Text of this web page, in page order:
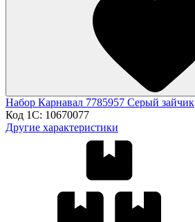
Набор Карнавал 7785957 Серый зайчик
Код 1С: 10670077
Другие характеристики